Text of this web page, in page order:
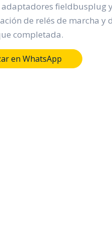
fieldbusplug
de relés de marcha y
completada.
en WhatsApp